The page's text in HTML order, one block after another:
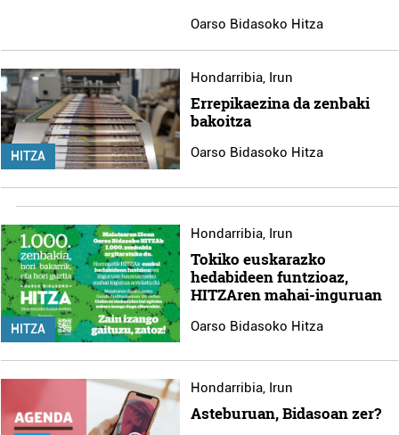
Oarso Bidasoko Hitza
HITZA
Hondarribia, Irun
Errepikaezina da zenbaki
bakoitza
Oarso Bidasoko Hitza
HITZA
Hondarribia, Irun
Tokiko euskarazko
hedabideen funtzioaz,
HITZAren mahai-inguruan
Oarso Bidasoko Hitza
Hondarribia, Irun
Asteburuan, Bidasoan zer?